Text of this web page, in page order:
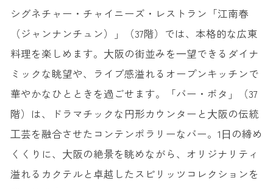
シグネチャー・チャイニーズ・レストラン「江南春
（ジャンナンチュン）」（37階）では、本格的な広東
料理を楽しめます。⼤阪の街並みを⼀望できるダイナ
ミックな眺望や、ライブ感溢れるオープンキッチンで
華やかなひとときを過ごせます。「バー・ボタ」（37
階）は、ドラマチックな円形カウンターと⼤阪の伝統
⼯芸を融合させたコンテンポラリーなバー。1⽇の締め
くくりに、⼤阪の絶景を眺めながら、オリジナリティ
溢れるカクテルと卓越したスピリッツコレクションを